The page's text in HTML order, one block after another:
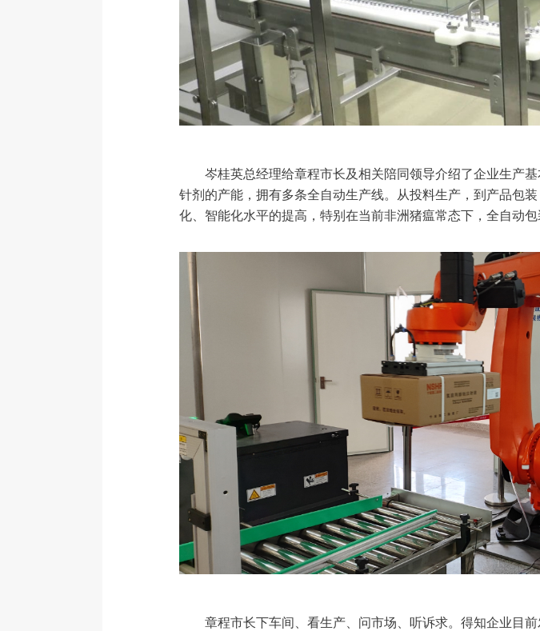
岑桂英总经理给章程市长及相关陪同领导介绍了企业生产
针剂的产能，拥有多条全自动生产线。从投料生产，到产品包
化、智能化水平的提高，特别在当前非洲猪瘟常态下，全自动
章程市长下车间、看生产、问市场、听诉求。得知企业目